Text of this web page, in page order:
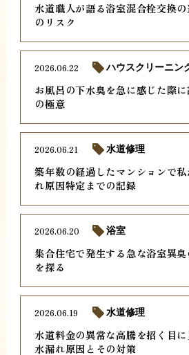
水道職人が語る浴室混合栓交換
のリスク
お風呂の下水臭を急に感じた際
の極意
2026.06.22 ハウスクリーニン
築年数の経過したマンションで
れ原因特定までの記録
2026.06.21 水道修理
集合住宅で発生する急な浴室異
を探る
2026.06.20 浴室
水道料金の異常な高騰を招く目
水漏れ原因とその対策
2026.06.19 水道修理